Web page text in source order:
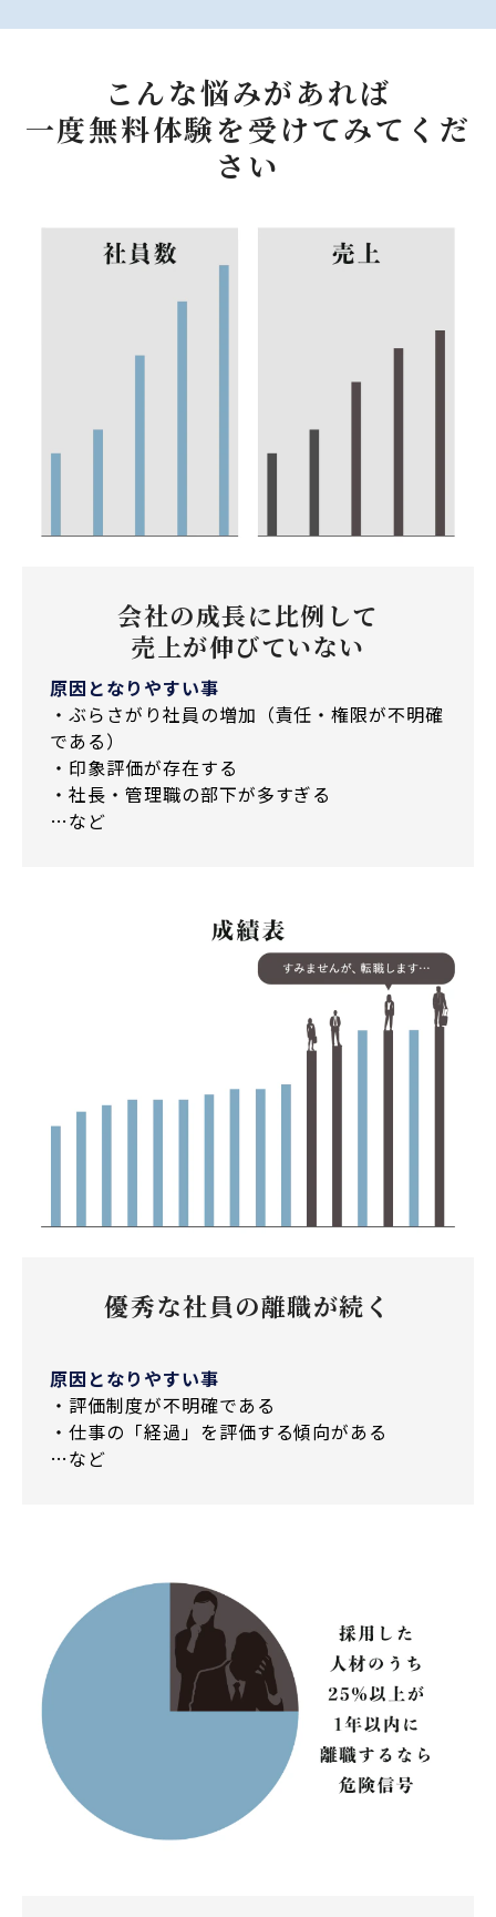
こんな悩みがあれば
一度無料体験を受けてみてくだ
さい
会社の成長に比例して
売上が伸びていない
原因となりやすい事
・ぶらさがり社員の増加（責任・権限が不明確
である）
・印象評価が存在する
・社長・管理職の部下が多すぎる
…など
優秀な社員の離職が続く
原因となりやすい事
・評価制度が不明確である
・仕事の「経過」を評価する傾向がある
…など